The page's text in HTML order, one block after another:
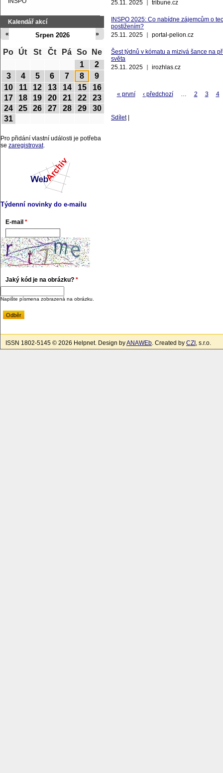
25.11. 2025
tribune.cz
INSPO 2025: Co nabídne zájemcům o
postižením?
25.11. 2025
portal-pelion.cz
Šest týdnů v kómatu a mizivá šance na
světa
25.11. 2025
irozhlas.cz
« první ‹ předchozí … 2 3 4
Sdílet
Kalendář akcí
Srpen 2026
« »
Po Út St Čt Pá So
Ne
1
2
3
4 5 6 7 8
9
10
11 12 13 14 15
16
17
18 19 20 21 22
23
24
25 26 27 28 29
30
31
Pro přidání vlastní události je potřeba
se zaregistrovat.
Týdenní novinky do e-mailu
E-mail *
Jaký kód je na obrázku? *
Napište písmena zobrazená na obrázku.
ISSN 1802-5145 © 2026 Helpnet. Design byANAWEb. Created by CZI , s.r.o.